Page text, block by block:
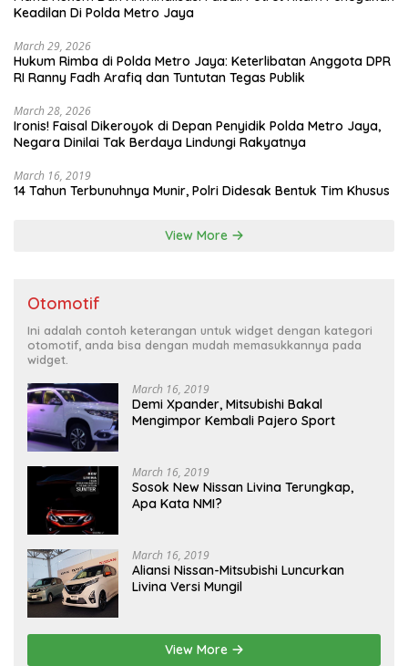
Keadilan Di Polda Metro Jaya
March 29, 2026
Hukum Rimba di Polda Metro Jaya: Keterlibatan Anggota DPR
RI Ranny Fadh Arafiq dan Tuntutan Tegas Publik
March 28, 2026
Ironis! Faisal Dikeroyok di Depan Penyidik Polda Metro Jaya,
Negara Dinilai Tak Berdaya Lindungi Rakyatnya
March 16, 2019
14 Tahun Terbunuhnya Munir, Polri Didesak Bentuk Tim Khusus
View More
Otomotif
Ini adalah contoh keterangan untuk widget dengan kategori
otomotif, anda bisa dengan mudah memasukkannya pada
widget.
March 16, 2019
Demi Xpander, Mitsubishi Bakal
Mengimpor Kembali Pajero Sport
March 16, 2019
Sosok New Nissan Livina Terungkap,
Apa Kata NMI?
March 16, 2019
Aliansi Nissan-Mitsubishi Luncurkan
Livina Versi Mungil
View More